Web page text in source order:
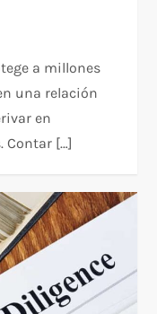
a millones
una relación
en
Contar […]